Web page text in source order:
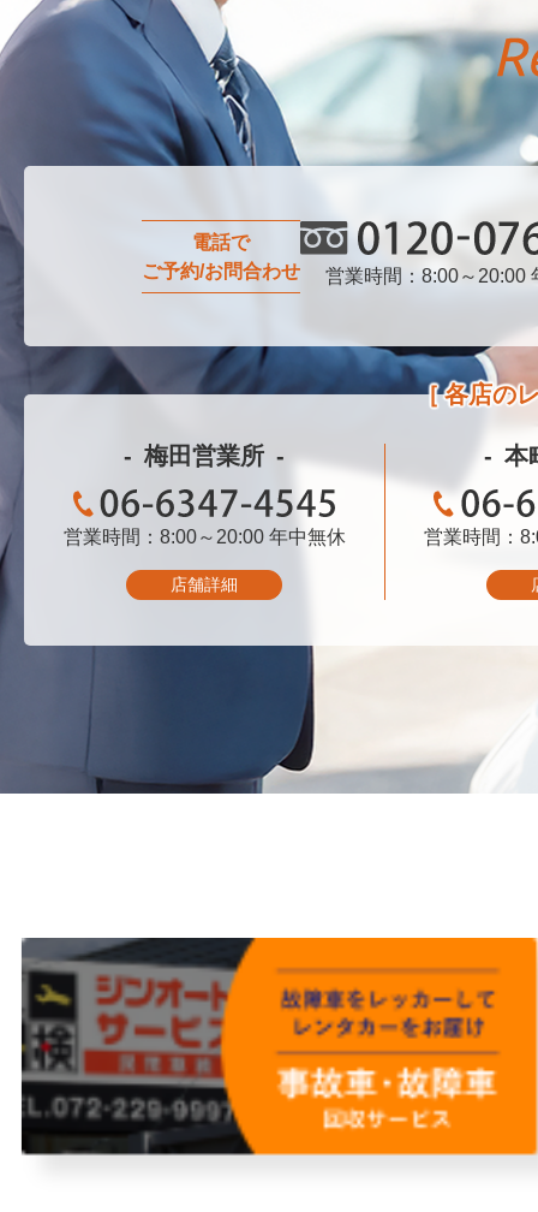
電話で
ご予約/お問合わせ
0120-076-750
営業時間：8:00～20:00
各店の
梅田営業所
06-6347-4545
営業時間：8:00～20:00 年中無休
店舗詳細
本
営業時間：